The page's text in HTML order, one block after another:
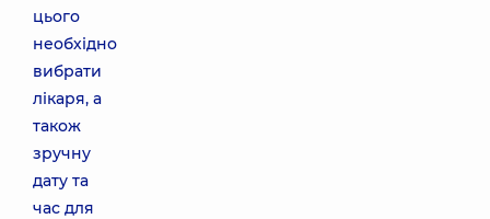
цього
необхідно
вибрати
лікаря, а
також
зручну
дату та
час для